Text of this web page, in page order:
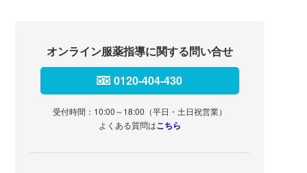
オンライン服薬指導に関する問い合せ
0120-404-430
受付時間：10:00～18:00（平日・土日祝営業）
よくある質問はこちら